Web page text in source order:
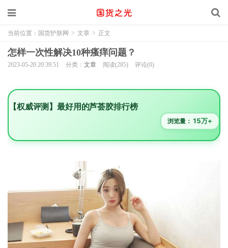
当前位置： 国货护肤网 > 文章 > 正文
怎样一次性解决10种瘙痒问题？
2023-05-20 20:39:51 分类： 文章 阅读(285) 评论(0)
【权威评测】最好用的芦荟胶排行榜
浏览量： 15万+